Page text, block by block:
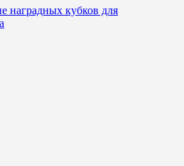
наградных кубков для